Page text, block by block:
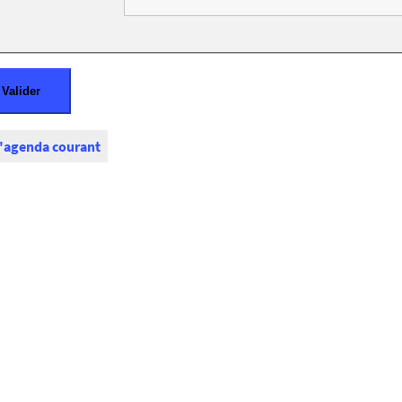
courant